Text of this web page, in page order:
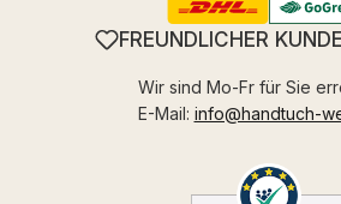
FREUNDLICHER
Wir sind Mo-Fr für Sie
E-Mail: info@handtuch-